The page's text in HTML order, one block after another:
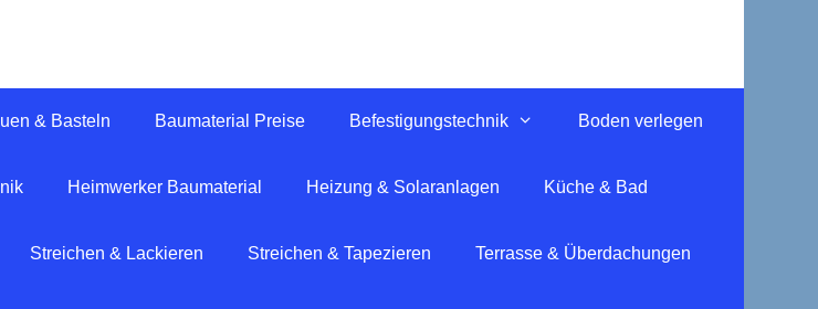
& Basteln Baumaterial Preise Befestigungstechnik Boden verlegen
Heimwerker Baumaterial Heizung & Solaranlagen Küche & Bad
Streichen & Lackieren Streichen & Tapezieren Terrasse & Überdachungen